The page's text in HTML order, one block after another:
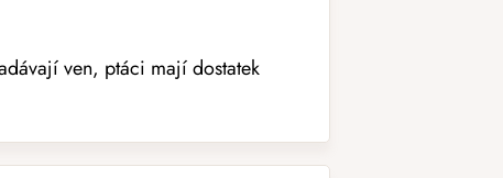
ven, ptáci mají dostatek